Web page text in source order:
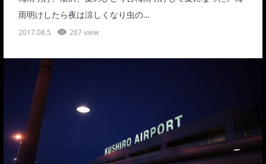
雨明けしたら夜は涼しくなり虫の…
2017.08.5 267 view